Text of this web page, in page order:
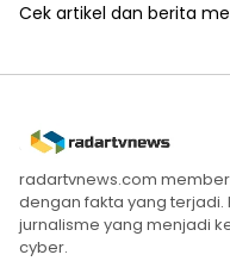
Cek artikel dan berita
radartvnews.com
dengan fakta yang terjadi.
jurnalisme yang menjadi
cyber.